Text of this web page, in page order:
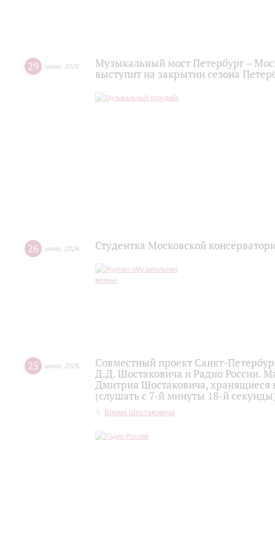
29 июня 2026
Музыкальный мост Петербург –
выступит на закрытии сезона
26 июня 2026 Студентка Московской
25 июня 2026
Совместный проект Санкт-
Д.Д. Шостаковича и Радио России.
Дмитрия Шостаковича, хранящиеся
(слушать с 7-й минуты 18-й
Время Шостаковича